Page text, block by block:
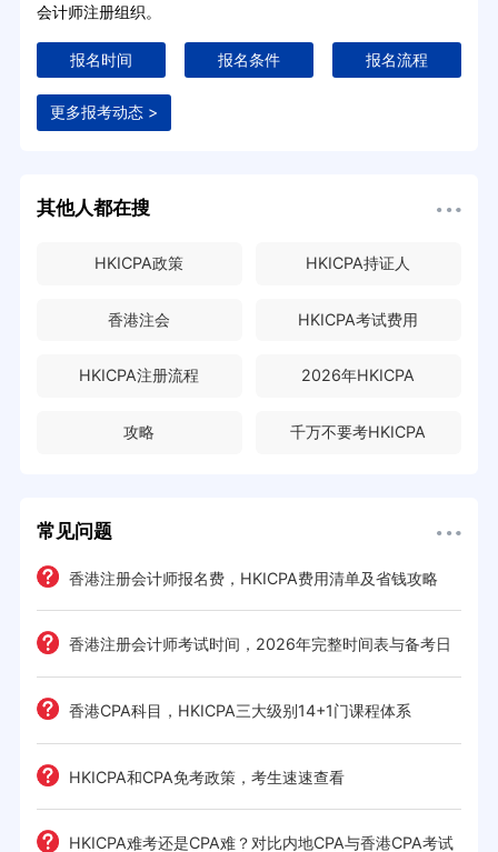
会计师注册组织。
报名时间 报名条件 报名流程
更多报考动态 >
其他人都在搜
HKICPA政策 HKICPA持证人
香港注会 HKICPA考试费用
HKICPA注册流程 2026年HKICPA
攻略 千万不要考HKICPA
常见问题
香港注册会计师报名费，HKICPA费用清单及省钱攻略
香港注册会计师考试时间，2026年完整时间表与备考日
历 香港CPA科目，HKICPA三大级别14+1门课程体系
HKICPA和CPA免考政策，考生速速查看
HKICPA难考还是CPA难？对比内地CPA与香港CPA考试